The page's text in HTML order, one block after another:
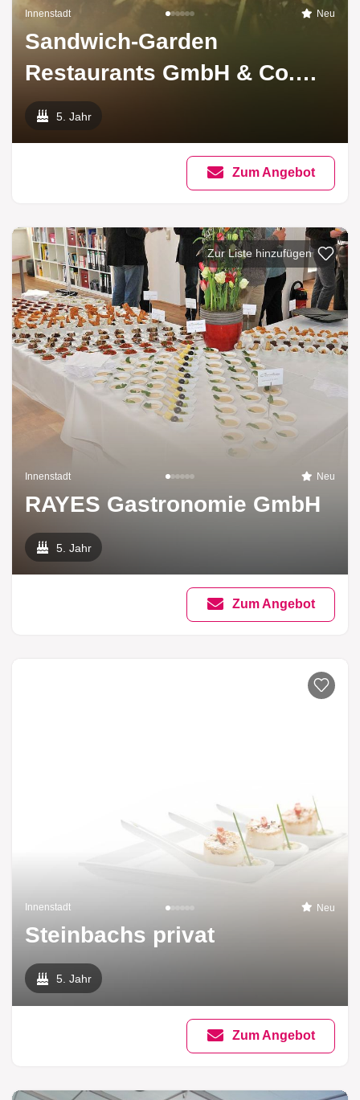
Innenstadt Neu
Sandwich-Garden
Restaurants GmbH & Co.
KG
5. Jahr
Zum Angebot
Zur Liste hinzufügen
Innenstadt Neu
RAYES Gastronomie GmbH
5. Jahr
Zum Angebot
Innenstadt Neu
Steinbachs privat
5. Jahr
Zum Angebot